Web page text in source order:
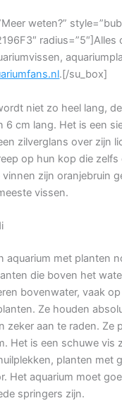
weten?”
radius=”5″]Alles
.[/su_box]
niet zo heel lang,
6 cm lang. Het is een
zilverglans over zijn
op hun kop die zelfs
zijn oranjebruin
vissen.
aquarium met planten
die boven het
bovenwater, vaak
Ze houden
zeker aan te raden. Ze
Het is een schuwe vis
planten met
Het aquarium moet
springers zijn.